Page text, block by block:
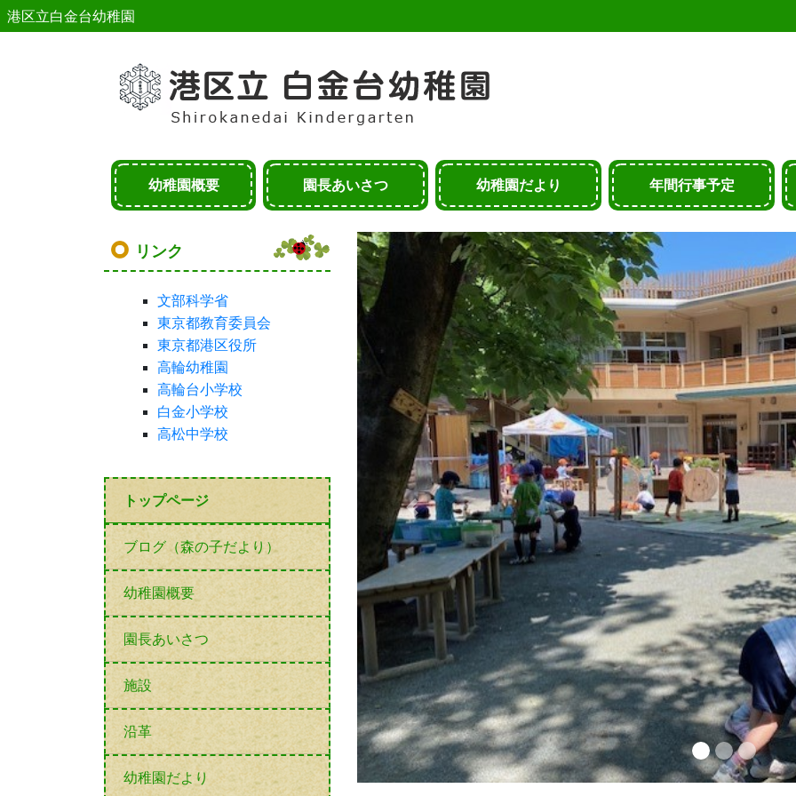
港区立白金台幼稚園
幼稚園概要 園長あいさつ 幼稚園だより 年間行事予定
リンク
文部科学省
東京都教育委員会
東京都港区役所
高輪幼稚園
高輪台小学校
白金小学校
高松中学校
トップページ
ブログ（森の子だより）
幼稚園概要
園長あいさつ
施設
沿革
幼稚園だより
Previous